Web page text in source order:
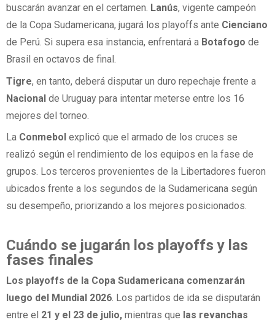
buscarán avanzar en el certamen. Lanús, vigente campeón
de la Copa Sudamericana, jugará los playoffs ante Cienciano
de Perú. Si supera esa instancia, enfrentará a Botafogo de
Brasil en octavos de final.
Tigre, en tanto, deberá disputar un duro repechaje frente a
Nacional de Uruguay para intentar meterse entre los 16
mejores del torneo.
La Conmebol explicó que el armado de los cruces se
realizó según el rendimiento de los equipos en la fase de
grupos. Los terceros provenientes de la Libertadores fueron
ubicados frente a los segundos de la Sudamericana según
su desempeño, priorizando a los mejores posicionados.
Cuándo se jugarán los playoffs y las
fases finales
Los playoffs de la Copa Sudamericana comenzarán
luego del Mundial 2026 . Los partidos de ida se disputarán
entre el 21 y el 23 de julio, mientras que las revanchas